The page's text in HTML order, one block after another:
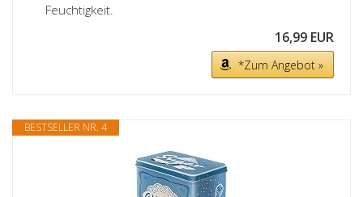
Feuchtigkeit.
16,99 EUR
*Zum Angebot »
BESTSELLER NR. 4